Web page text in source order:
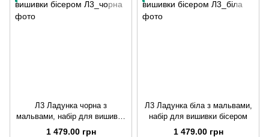
Л3 Ладунка чорна з
мальвами, набір для вишивки
бісером
1 479.00 грн
Л3 Ладунка біла з мальвами,
набір для вишивки бісером
1 479.00 грн